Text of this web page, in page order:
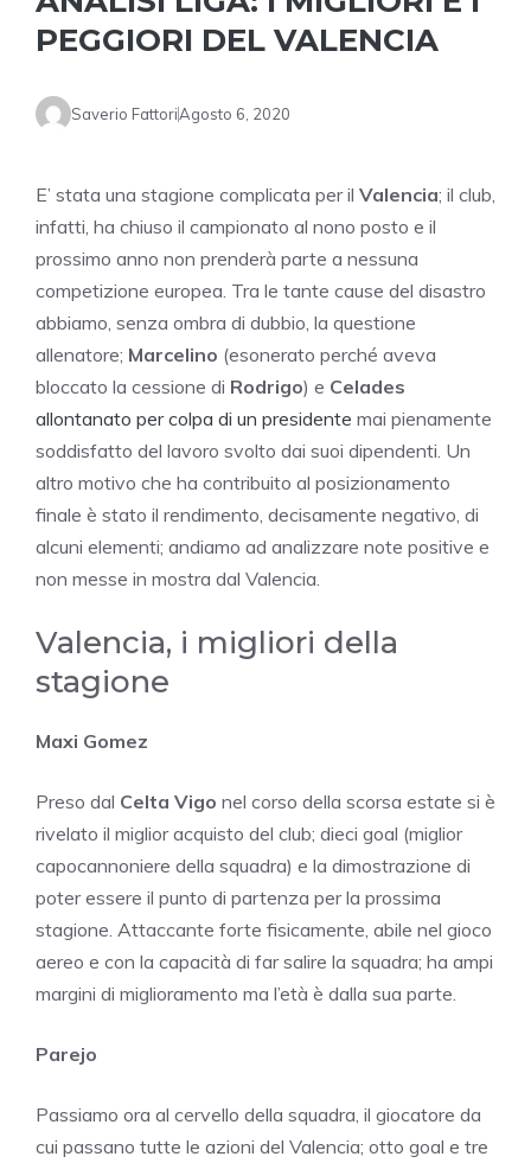
PEGGIORI DEL VALENCIA
Saverio FattoriAgosto 6, 2020
E’ stata una stagione complicata per il Valencia; il club,
infatti, ha chiuso il campionato al nono posto e il
prossimo anno non prenderà parte a nessuna
competizione europea. Tra le tante cause del disastro
abbiamo, senza ombra di dubbio, la questione
allenatore; Marcelino (esonerato perché aveva
bloccato la cessione di Rodrigo) e Celades
allontanato per colpa di un presidente mai pienamente
soddisfatto del lavoro svolto dai suoi dipendenti. Un
altro motivo che ha contribuito al posizionamento
finale è stato il rendimento, decisamente negativo, di
alcuni elementi; andiamo ad analizzare note positive e
non messe in mostra dal Valencia.
Valencia, i migliori della
stagione
Maxi Gomez
Preso dal Celta Vigo nel corso della scorsa estate si è
rivelato il miglior acquisto del club; dieci goal (miglior
capocannoniere della squadra) e la dimostrazione di
poter essere il punto di partenza per la prossima
stagione. Attaccante forte fisicamente, abile nel gioco
aereo e con la capacità di far salire la squadra; ha ampi
margini di miglioramento ma l’età è dalla sua parte.
Parejo
Passiamo ora al cervello della squadra, il giocatore da
cui passano tutte le azioni del Valencia; otto goal e tre